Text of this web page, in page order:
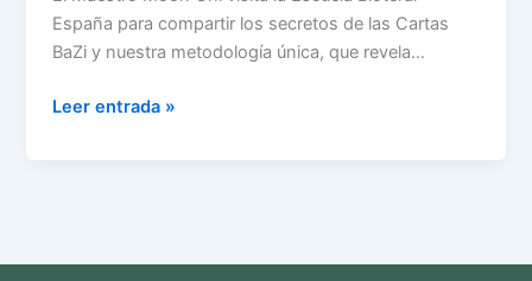
España para compartir los secretos de las Cartas
BaZi y nuestra metodología única, que revela…
Leer entrada »